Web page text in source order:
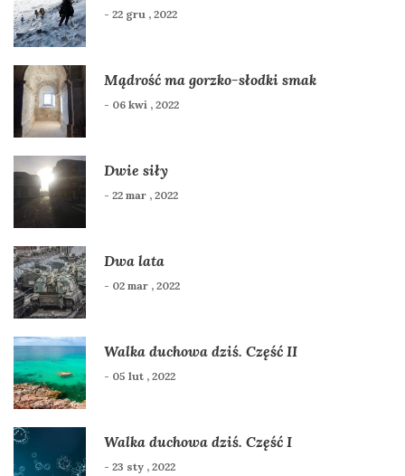
- 22 gru , 2022
Mądrość ma gorzko-słodki smak
- 06 kwi , 2022
Dwie siły
- 22 mar , 2022
Dwa lata
- 02 mar , 2022
Walka duchowa dziś. Część II
- 05 lut , 2022
Walka duchowa dziś. Część I
- 23 sty , 2022